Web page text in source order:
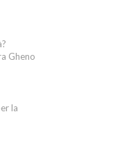
Gheno
la